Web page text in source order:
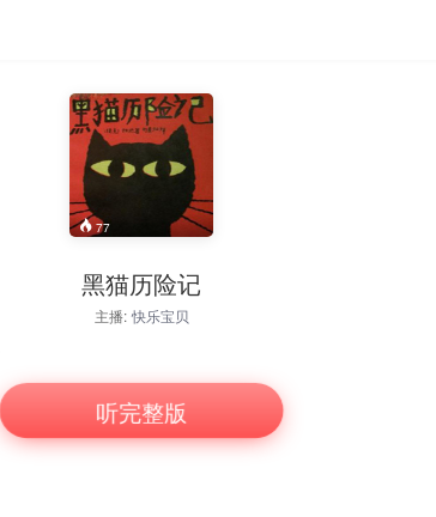
77
黑猫历险记
主播: 快乐宝贝
听完整版